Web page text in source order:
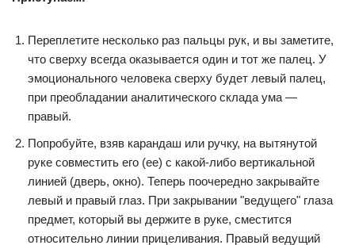
Переплетите несколько раз пальцы рук, и вы заметите,
что сверху всегда оказывается один и тот же палец. У
эмоционального человека сверху будет левый палец,
при преобладании аналитического склада ума —
правый.
Попробуйте, взяв карандаш или ручку, на вытянутой
руке совместить его (ее) с какой-либо вертикальной
линией (дверь, окно). Теперь поочередно закрывайте
левый и правый глаз. При закрывании "ведущего" глаза
предмет, который вы держите в руке, сместится
относительно линии прицеливания. Правый ведущий